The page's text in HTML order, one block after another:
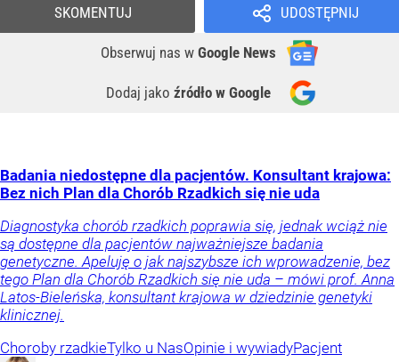
UDOSTĘPNIJ
Obserwuj nas w Google News
Dodaj jako źródło w Google
SKOMENTUJ
Badania niedostępne dla pacjentów. Konsultant krajowa:
Bez nich Plan dla Chorób Rzadkich się nie uda
Diagnostyka chorób rzadkich poprawia się, jednak wciąż nie
są dostępne dla pacjentów najważniejsze badania
genetyczne. Apeluję o jak najszybsze ich wprowadzenie, bez
tego Plan dla Chorób Rzadkich się nie uda – mówi prof. Anna
Latos-Bieleńska, konsultant krajowa w dziedzinie genetyki
klinicznej.
Choroby rzadkieTylko u NasOpinie i wywiadyPacjent